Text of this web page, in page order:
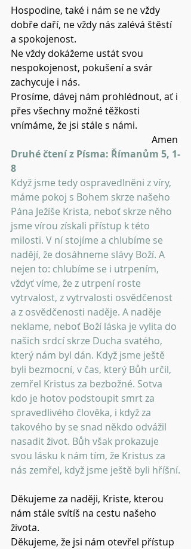
Hospodine, také i nám se ne vždy
dobře daří, ne vždy nás zalévá štěstí
a spokojenost.
Ne vždy dokážeme ustát svou
nespokojenost, pokušení a svár
zachycuje i nás.
Prosíme, dávej nám prohlédnout, ať i
přes všechny možné těžkosti
vnímáme, že jsi stále s námi.
Amen
Druhé čtení z Písma: Římanům 5, 1-
8
Když jsme tedy ospravedlněni z víry,
máme pokoj s Bohem skrze našeho
Pána Ježíše Krista, neboť skrze něho
jsme vírou získali přístup k této
milosti. V ní stojíme a chlubíme se
nadějí, že dosáhneme slávy Boží. A
nejen to: chlubíme se i utrpením,
vždyť víme, že z utrpení roste
vytrvalost, z vytrvalosti osvědčenost
a z osvědčenosti naděje. A naděje
neklame, neboť Boží láska je vylita do
našich srdcí skrze Ducha svatého,
který nám byl dán. Když jsme ještě
byli bezmocní, v čas, který Bůh určil,
zemřel Kristus za bezbožné. Sotva
kdo je hotov podstoupit smrt za
spravedlivého člověka, i když za
takového by se snad někdo odvážil
nasadit život. Bůh však prokazuje
svou lásku k nám tím, že Kristus za
nás zemřel, když jsme ještě byli hříšní.
Děkujeme za naději, Kriste, kterou
nám stále svítíš na cestu našeho
života.
Děkujeme, že jsi nám otevřel přístup